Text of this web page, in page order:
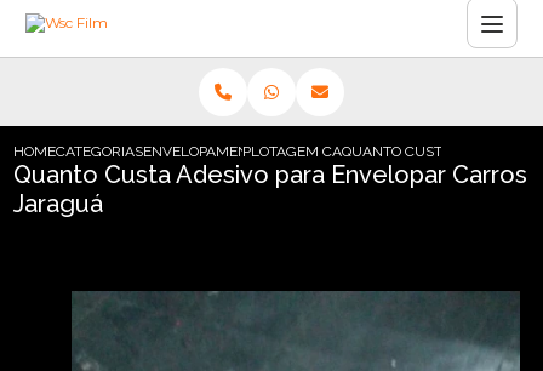
HOMECATEGORIASENVELOPAMENTO DE CARROS
PLOTAGEM CARRO SAO PAULO
QUANTO CUSTA ADESIVO
Quanto Custa Adesivo para Envelopar Carros
Jaraguá